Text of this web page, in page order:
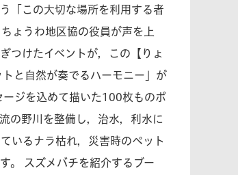
「この大切な場所を利用する者
ょうわ地区協の役員が声を上
つけたイベントが，この【りょ
と自然が奏でるハーモニー」が
ジを込めて描いた100枚ものポ
の野川を整備し，治水，利水に
いるナラ枯れ，災害時のペット
。 スズメバチを紹介するブー